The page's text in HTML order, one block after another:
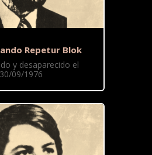
Repetur Blok
y desaparecido el
30/09/1976